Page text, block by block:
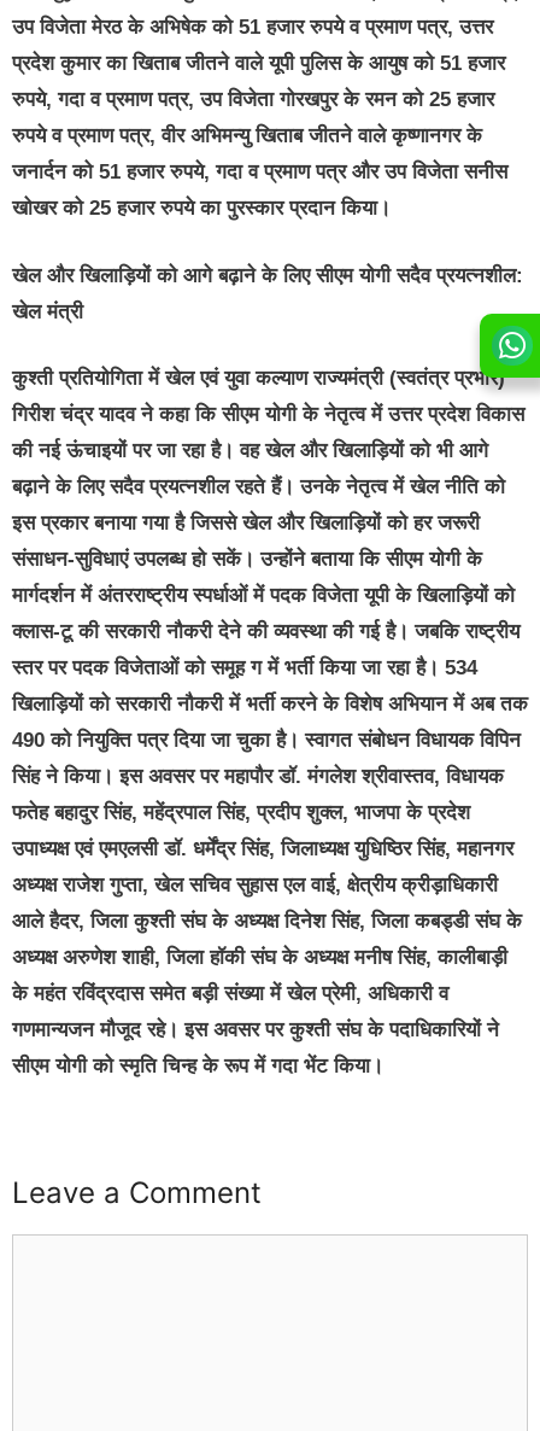
उप विजेता मेरठ के अभिषेक को 51 हजार रुपये व प्रमाण पत्र, उत्तर
प्रदेश कुमार का खिताब जीतने वाले यूपी पुलिस के आयुष को 51 हजार
रुपये, गदा व प्रमाण पत्र, उप विजेता गोरखपुर के रमन को 25 हजार
रुपये व प्रमाण पत्र, वीर अभिमन्यु खिताब जीतने वाले कृष्णानगर के
जनार्दन को 51 हजार रुपये, गदा व प्रमाण पत्र और उप विजेता सनीस
खोखर को 25 हजार रुपये का पुरस्कार प्रदान किया।
खेल और खिलाड़ियों को आगे बढ़ाने के लिए सीएम योगी सदैव प्रयत्नशील:
खेल मंत्री
कुश्ती प्रतियोगिता में खेल एवं युवा कल्याण राज्यमंत्री (स्वतंत्र प्रभार)
गिरीश चंद्र यादव ने कहा कि सीएम योगी के नेतृत्व में उत्तर प्रदेश विकास
की नई ऊंचाइयों पर जा रहा है। वह खेल और खिलाड़ियों को भी आगे
बढ़ाने के लिए सदैव प्रयत्नशील रहते हैं। उनके नेतृत्व में खेल नीति को
इस प्रकार बनाया गया है जिससे खेल और खिलाड़ियों को हर जरूरी
संसाधन-सुविधाएं उपलब्ध हो सकें। उन्होंने बताया कि सीएम योगी के
मार्गदर्शन में अंतरराष्ट्रीय स्पर्धाओं में पदक विजेता यूपी के खिलाड़ियों को
क्लास-टू की सरकारी नौकरी देने की व्यवस्था की गई है। जबकि राष्ट्रीय
स्तर पर पदक विजेताओं को समूह ग में भर्ती किया जा रहा है। 534
खिलाड़ियों को सरकारी नौकरी में भर्ती करने के विशेष अभियान में अब तक
490 को नियुक्ति पत्र दिया जा चुका है। स्वागत संबोधन विधायक विपिन
सिंह ने किया। इस अवसर पर महापौर डॉ. मंगलेश श्रीवास्तव, विधायक
फतेह बहादुर सिंह, महेंद्रपाल सिंह, प्रदीप शुक्ल, भाजपा के प्रदेश
उपाध्यक्ष एवं एमएलसी डॉ. धर्मेंद्र सिंह, जिलाध्यक्ष युधिष्ठिर सिंह, महानगर
अध्यक्ष राजेश गुप्ता, खेल सचिव सुहास एल वाई, क्षेत्रीय क्रीड़ाधिकारी
आले हैदर, जिला कुश्ती संघ के अध्यक्ष दिनेश सिंह, जिला कबड्डी संघ के
अध्यक्ष अरुणेश शाही, जिला हॉकी संघ के अध्यक्ष मनीष सिंह, कालीबाड़ी
के महंत रविंद्रदास समेत बड़ी संख्या में खेल प्रेमी, अधिकारी व
गणमान्यजन मौजूद रहे। इस अवसर पर कुश्ती संघ के पदाधिकारियों ने
सीएम योगी को स्मृति चिन्ह के रूप में गदा भेंट किया।
Leave a Comment